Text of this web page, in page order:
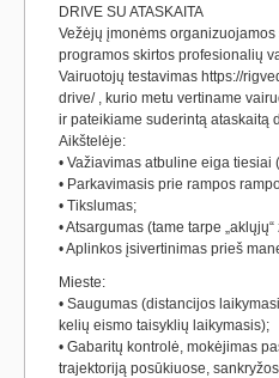
DRIVE SU ATASKAITA
Vežėjų įmonėms
programos skirtos profesionalių
Vairuotojų testavimas https://
drive/ , kurio metu vertiname
ir pateikiame suderintą ataskaitą
Aikštelėje:
• Važiavimas atbuline eiga tiesiai
• Parkavimasis prie rampos
• Tikslumas;
• Atsargumas (tame tarpe
• Aplinkos įsivertinimas prieš
Mieste:
• Saugumas (distancijos
kelių eismo taisyklių laikymasis);
• Gabaritų kontrolė, mokėjimas
trajektoriją posūkiuose,